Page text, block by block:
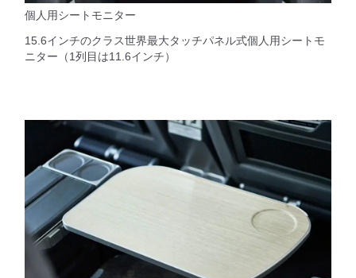
個人用シートモニター
15.6インチのクラス世界最大タッチパネル式個人用シートモ
ニター（1列目は11.6インチ）